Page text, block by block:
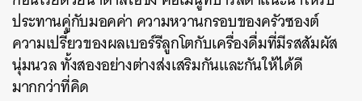
ประทานคู่กับมอคค่า ความหวานกรอบของครัวซองต์
ความเปรี้ยวของผลเบอร์รีลูกโตกับเครื่องดื่มที่มีรสสัมผัส
นุ่มนวล ทั้งสองอย่างต่างส่งเสริมกันและกันให้ได้ดี
มากกว่าที่คิด